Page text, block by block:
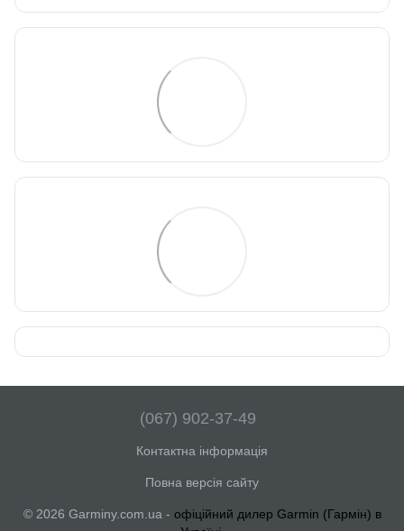
(067) 902-37-49
Контактна інформація
Повна версія сайту
© 2026 Garminy.com.ua - офіційний дилер Garmin (Гармін) в